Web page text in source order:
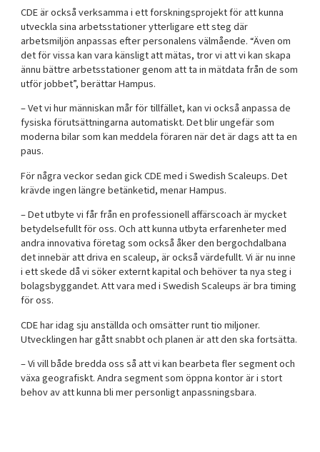
CDE är också verksamma i ett forskningsprojekt för att kunna
utveckla sina arbetsstationer ytterligare ett steg där
arbetsmiljön anpassas efter personalens välmående. “Även om
det för vissa kan vara känsligt att mätas, tror vi att vi kan skapa
ännu bättre arbetsstationer genom att ta in mätdata från de som
utför jobbet”, berättar Hampus.
– Vet vi hur människan mår för tillfället, kan vi också anpassa de
fysiska förutsättningarna automatiskt. Det blir ungefär som
moderna bilar som kan meddela föraren när det är dags att ta en
paus.
För några veckor sedan gick CDE med i Swedish Scaleups. Det
krävde ingen längre betänketid, menar Hampus.
– Det utbyte vi får från en professionell affärscoach är mycket
betydelsefullt för oss. Och att kunna utbyta erfarenheter med
andra innovativa företag som också åker den bergochdalbana
det innebär att driva en scaleup, är också värdefullt. Vi är nu inne
i ett skede då vi söker externt kapital och behöver ta nya steg i
bolagsbyggandet. Att vara med i Swedish Scaleups är bra timing
för oss.
CDE har idag sju anställda och omsätter runt tio miljoner.
Utvecklingen har gått snabbt och planen är att den ska fortsätta.
– Vi vill både bredda oss så att vi kan bearbeta fler segment och
växa geografiskt. Andra segment som öppna kontor är i stort
behov av att kunna bli mer personligt anpassningsbara.